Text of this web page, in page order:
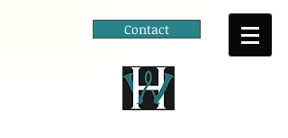
Contact